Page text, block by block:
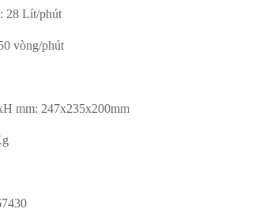
28 Lít/phút
vòng/phút
mm: 247x235x200mm